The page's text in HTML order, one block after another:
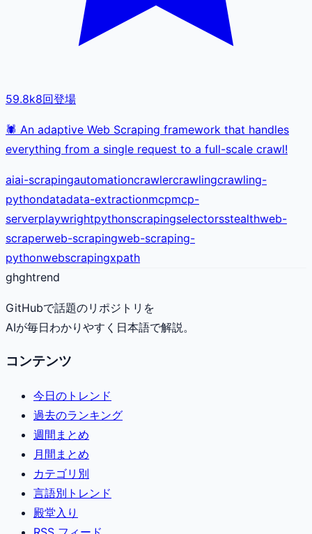
59.8k8回登場
🕷️ An adaptive Web Scraping framework that handles
everything from a single request to a full-scale crawl!
aiai-scrapingautomationcrawlercrawlingcrawling-
pythondatadata-extractionmcpmcp-
serverplaywrightpythonscrapingselectorsstealthweb-
scraperweb-scrapingweb-scraping-
pythonwebscrapingxpath
ghghtrend
GitHubで話題のリポジトリを
AIが毎日わかりやすく日本語で解説。
コンテンツ
今日のトレンド
過去のランキング
週間まとめ
月間まとめ
カテゴリ別
言語別トレンド
殿堂入り